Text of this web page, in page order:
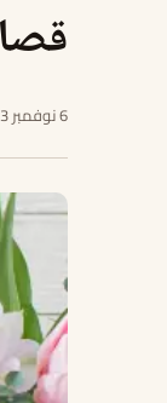
6 نوفمبر 2023